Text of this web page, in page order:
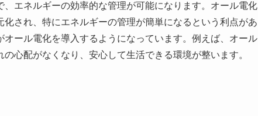
エネルギーの効率的な管理が可能になります。オール電化
され、特にエネルギーの管理が簡単になるという利点があ
ール電化を導入するようになっています。例えば、オール
心配がなくなり、安心して生活できる環境が整います。